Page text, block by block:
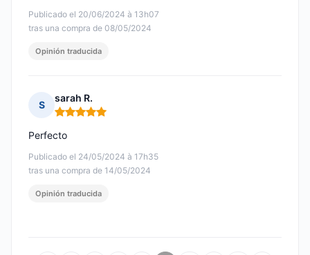
Publicado el 20/06/2024 à 13h07
tras una compra de 08/05/2024
Opinión traducida
S
sarah R.
Nota: 5 de 5
Publicado el 24/05/2024 à 17h35
tras una compra de 14/05/2024
Perfecto
Opinión traducida